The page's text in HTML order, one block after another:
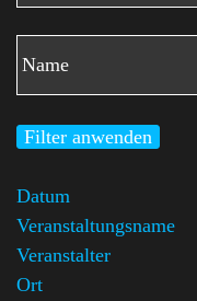
Filter anwenden
Datum
Veranstaltungsname
Veranstalter
Ort